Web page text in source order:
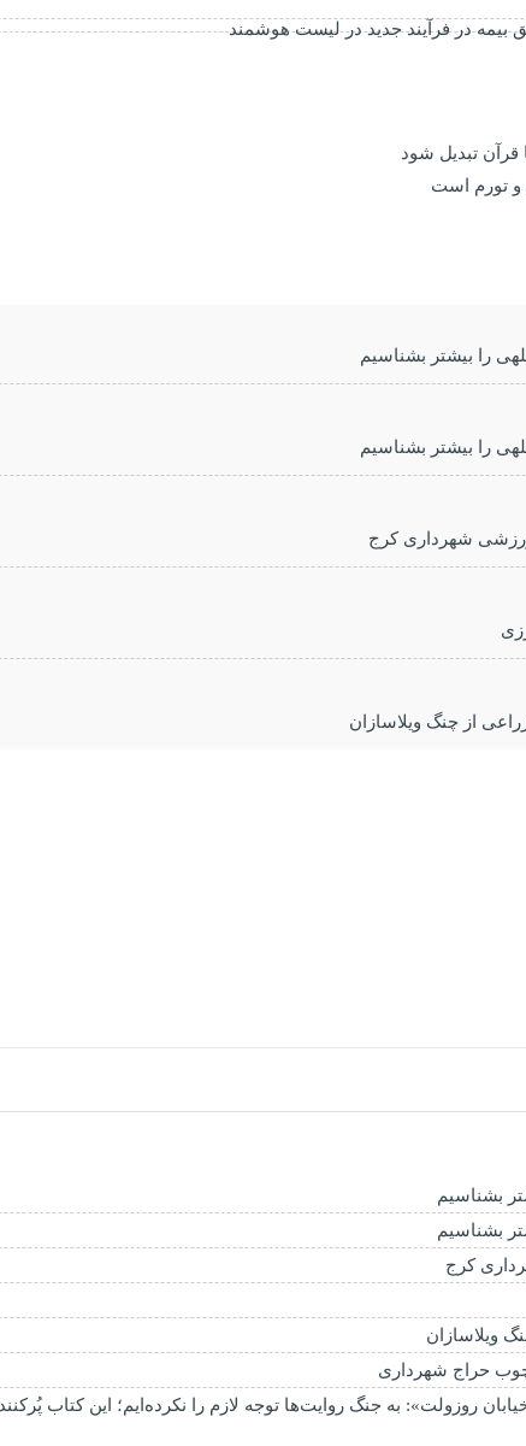
در فرآیند جدید در لیست هوشمند
قرآن تبدیل شود
و تورم است
را بیشتر بشناسیم
را بیشتر بشناسیم
شهرداری کرج
بشناسیم
بشناسیم
کرج
حراج شهرداری
روزولت»: به جنگ روایت‌ها توجه لازم را نکرده‌ایم؛ این کتاب